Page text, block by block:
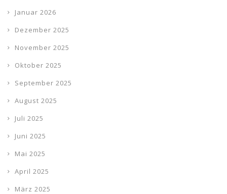
Januar 2026
Dezember 2025
November 2025
Oktober 2025
September 2025
August 2025
Juli 2025
Juni 2025
Mai 2025
April 2025
März 2025